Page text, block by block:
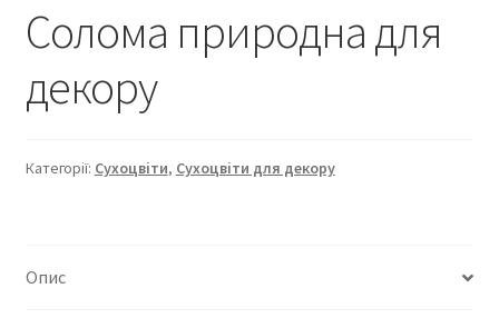
Солома природна для
декору
Категорії: Сухоцвіти, Сухоцвіти для декору
Опис